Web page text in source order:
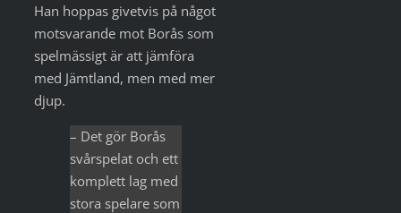
Han hoppas givetvis på något
motsvarande mot Borås som
spelmässigt är att jämföra
med Jämtland, men med mer
djup.
– Det gör Borås
svårspelat och ett
komplett lag med
stora spelare som